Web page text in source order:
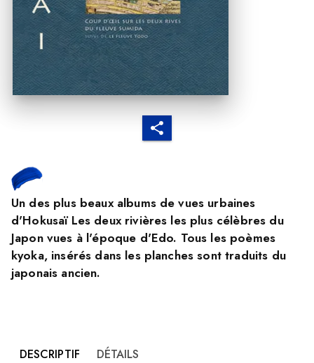
Un des plus beaux albums de vues urbaines
d'Hokusaï Les deux rivières les plus célèbres du
Japon vues à l'époque d'Edo. Tous les poèmes
kyoka, insérés dans les planches sont traduits du
japonais ancien.
DESCRIPTIF DÉTAILS